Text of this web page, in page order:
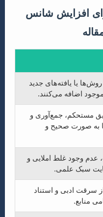
افزایش شانس
روش‌ها یا یافته‌های جدید
اضافه می‌کنند.
مستحکم، جمع‌آوری و
به صورت صحیح و
عدم وجود غلط املایی و
سبک علمی.
سرقت ادبی و استناد
منابع.